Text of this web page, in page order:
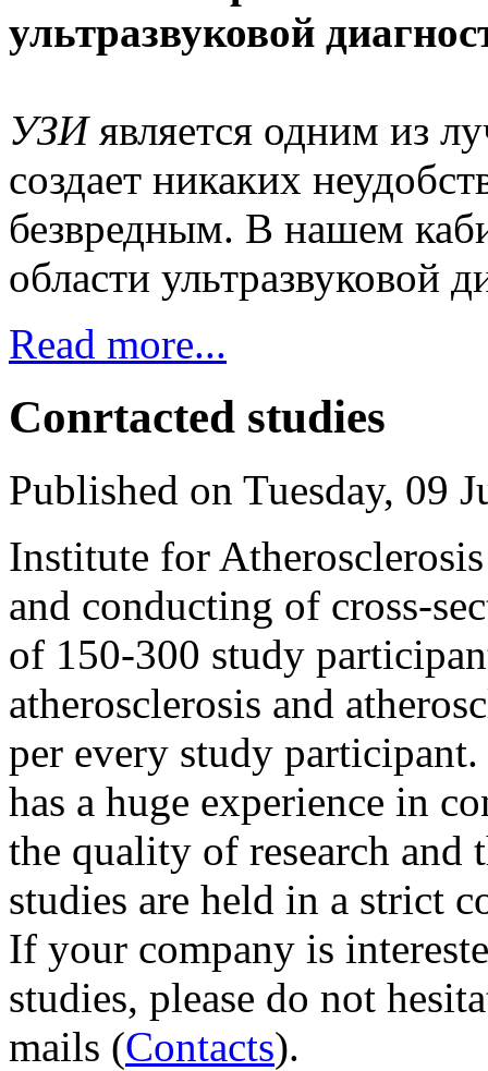
ультразвуковой
УЗИявляется одним из
создает никаких
безвредным. В нашем
области ультразвуковой
Read more...
Conrtacted studies
Published on Tuesday, 09
Institute for
and conducting of cross-
of 150-300 study
atherosclerosis and
per every study
has a huge experience in
the quality of research and
studies are held in a strict
If your company is
studies, please do not
mails (Contacts).